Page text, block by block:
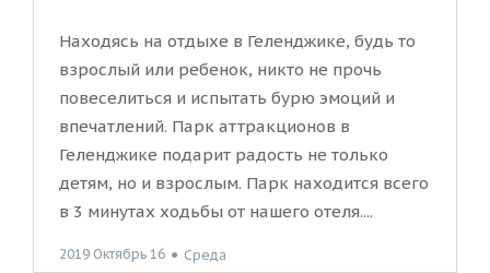
Находясь на отдыхе в Геленджике, будь то
взрослый или ребенок, никто не прочь
повеселиться и испытать бурю эмоций и
впечатлений. Парк аттракционов в
Геленджике подарит радость не только
детям, но и взрослым. Парк находится всего
в 3 минутах ходьбы от нашего отеля....
2019 Октябрь 16 ● Среда